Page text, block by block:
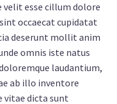
esse cillum dolore
occaecat cupidatat
deserunt mollit anim
omnis iste natus
laudantium,
ab illo inventore
vitae dicta sunt